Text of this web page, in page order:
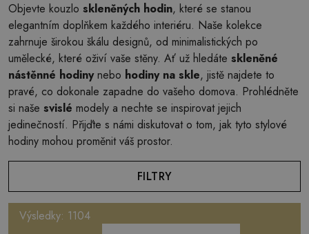
Objevte kouzlo skleněných hodin, které se stanou
elegantním doplňkem každého interiéru. Naše kolekce
zahrnuje širokou škálu designů, od minimalistických po
umělecké, které oživí vaše stěny. Ať už hledáte skleněné
nástěnné hodinynebo hodiny na skle, jistě najdete to
pravé, co dokonale zapadne do vašeho domova. Prohlédněte
si naše svislé modely a nechte se inspirovat jejich
jedinečností. Přijďte s námi diskutovat o tom, jak tyto stylové
hodiny mohou proměnit váš prostor.
FILTRY
Výsledky: 1104